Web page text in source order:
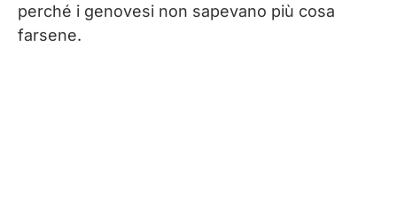
perché i genovesi non sapevano più cosa
farsene.